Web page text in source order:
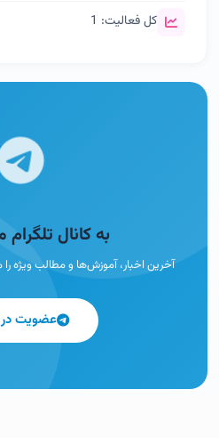
کل فعالیت: 1
به کانال تلگرام
آخرین اخبار، آموزش‌ها و مطالب ویژه را
عضویت در